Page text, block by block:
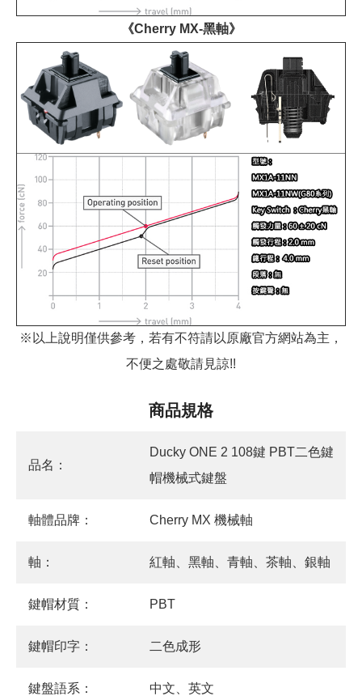
《Cherry MX-黑軸》
※以上說明僅供參考，若有不符請以原廠官方網站為主，
不便之處敬請見諒!!
商品規格
品名：
Ducky ONE 2 108鍵 PBT二色鍵
帽機械式鍵盤
軸體品牌： Cherry MX 機械軸
軸： 紅軸、黑軸、青軸、茶軸、銀軸
鍵帽材質： PBT
鍵帽印字： 二色成形
鍵盤語系： 中文、英文